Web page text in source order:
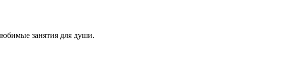
занятия для души.